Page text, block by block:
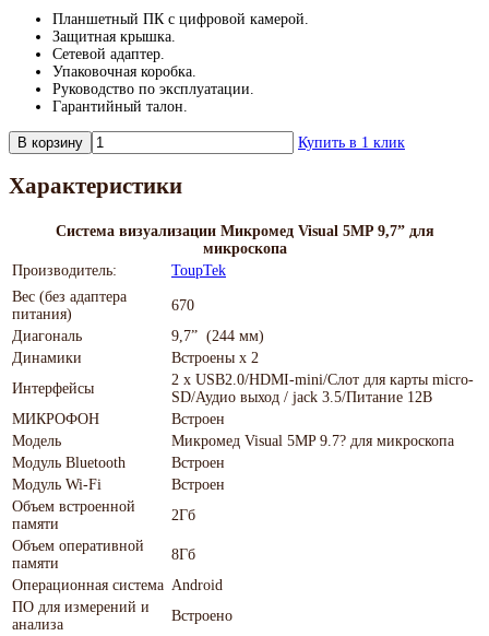
Планшетный ПК с цифровой камерой.
Защитная крышка.
Сетевой адаптер.
Упаковочная коробка.
Руководство по эксплуатации.
Гарантийный талон.
В корзину Купить в 1 клик
Характеристики
Система визуализации Микромед Visual 5MP 9,7” для
микроскопа
Производитель:
ToupTek
Вес (без адаптера
питания)
670
Диагональ
9,7” (244 мм)
Динамики
Встроены х 2
Интерфейсы
2 х USB2.0/HDMI-mini/Слот для карты micro-
SD/Аудио выход / jack 3.5/Питание 12В
МИКРОФОН
Встроен
Модель
Микромед Visual 5MP 9.7? для микроскопа
Модуль Bluetooth
Встроен
Модуль Wi-Fi
Встроен
Объем встроенной
памяти
2Гб
Объем оперативной
памяти
8Гб
Операционная система Android
ПО для измерений и
анализа
Встроено